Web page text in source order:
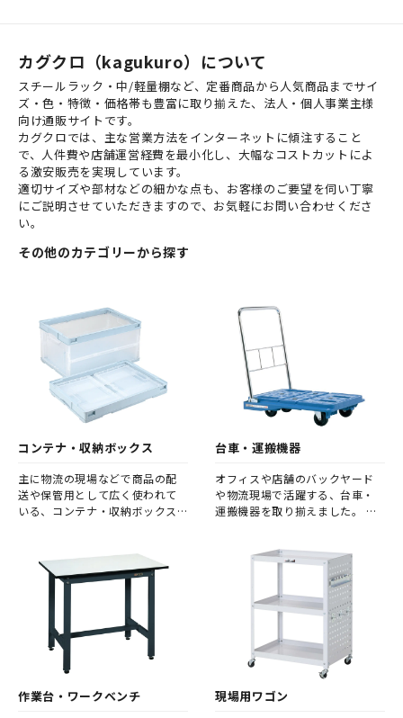
カグクロ（kagukuro）について
スチールラック・中/軽量棚など、定番商品から人気商品までサイ
ズ・色・特徴・価格帯も豊富に取り揃えた、法人・個人事業主様
向け通販サイトです。
カグクロでは、主な営業方法をインターネットに傾注すること
で、人件費や店舗運営経費を最小化し、大幅なコストカットによ
る激安販売を実現しています。
適切サイズや部材などの細かな点も、お客様のご要望を伺い丁寧
にご説明させていただきますので、お気軽にお問い合わせくださ
い。
その他のカテゴリーから探す
コンテナ・収納ボックス
主に物流の現場などで商品の配
送や保管用として広く使われて
いる、コンテナ・収納ボックス
台車・運搬機器
オフィスや店舗のバックヤード
や物流現場で活躍する、台車・
運搬機器を取り揃えました。 ハ
作業台・ワークベンチ 現場用ワゴン